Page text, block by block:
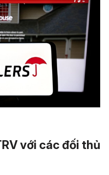
với các đối thủ